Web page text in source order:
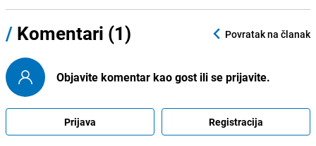
/ Komentari (1) Povratak na članak
Objavite komentar kao gost ili se prijavite.
Prijava Registracija